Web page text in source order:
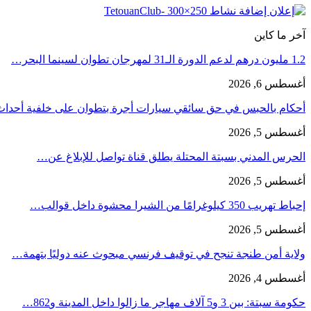
آخر ما كاين
1.2 مليون درهم لدعم الدورة الـ31 لمهرجان تطوان لسينما البحر…
أغسطس 6, 2026
أحكام بالحبس في حق سائقي سيارات أجرة بتطوان على خلفية
أغسطس 5, 2026
الحرس المدني بسبتة المحتلة يطلق قناة تواصل للإبلاغ عن…
أغسطس 5, 2026
إحباط تهريب 350 كيلوغرامًا من الشيرا محشوة داخل قوالب…
أغسطس 5, 2026
ولاية أمن طنجة تنجح في توقيف فرنسي مبحوث عنه دوليًا بتهمة…
أغسطس 4, 2026
حكومة سبتة: بين 3 و5 آلاف مهاجر ما زالوا داخل المدينة و862…